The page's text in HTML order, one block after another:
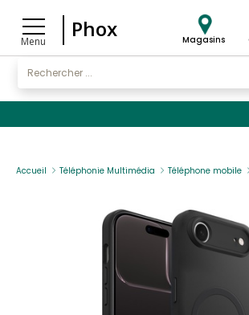
Menu
Phox Magasins
Accueil Téléphonie Multimédia Téléphone mobile